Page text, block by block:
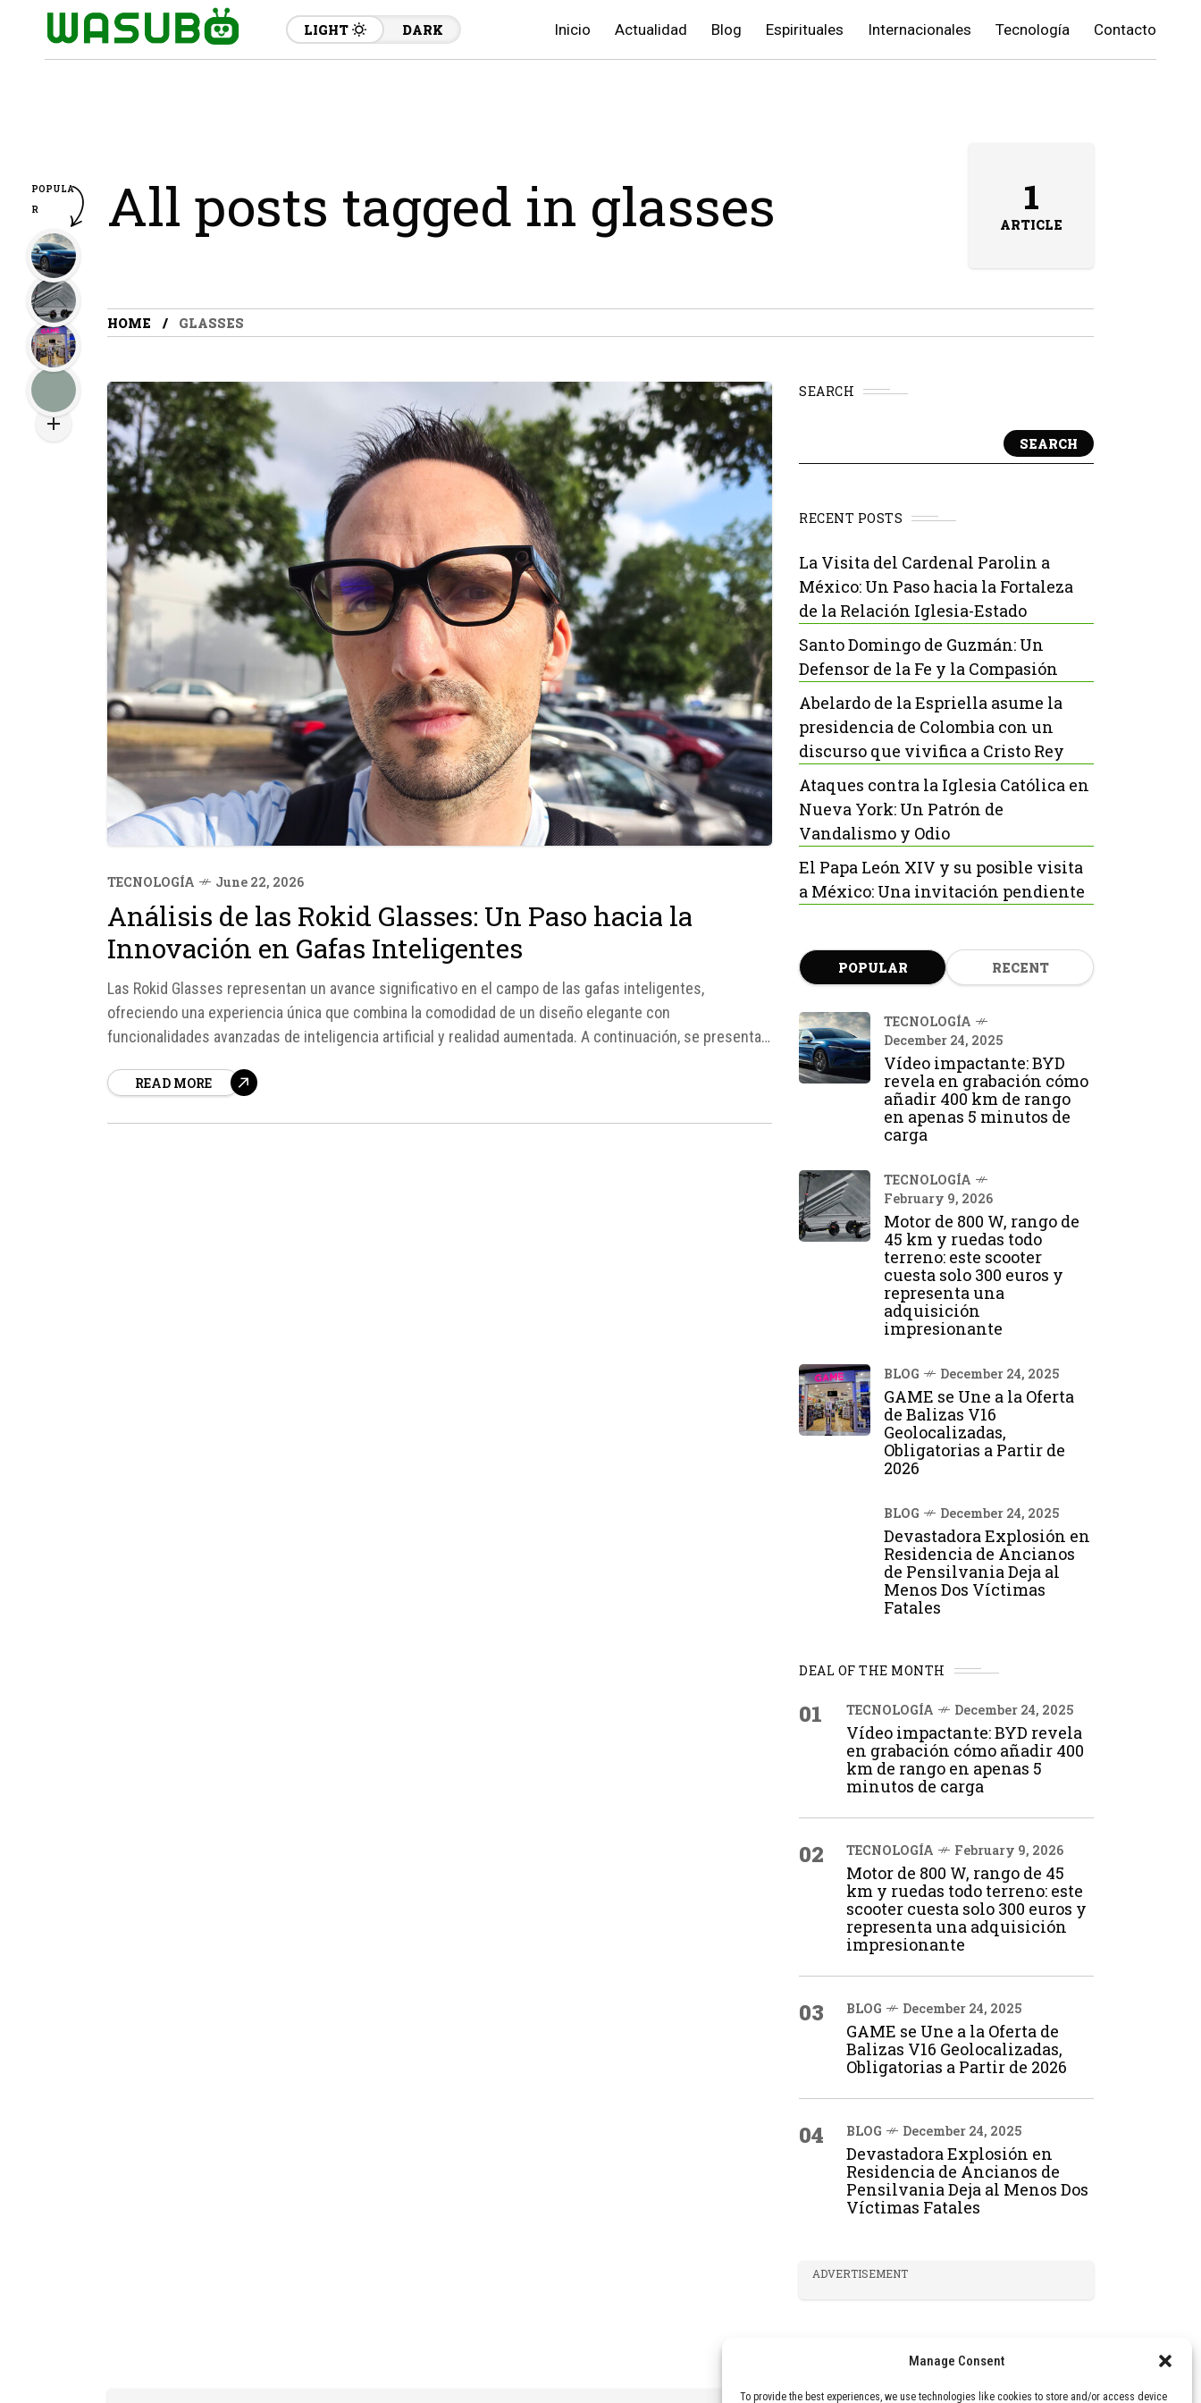
Manage Consent
To provide the best experiences, we use technologies like cookies to store and/or access device
LIGHT DARK Inicio Actualidad Blog Espirituales Internacionales Tecnología Contacto
All posts tagged in glasses 1
ARTICLE
HOME GLASSES
TECNOLOGÍA June 22, 2026
Análisis de las Rokid Glasses: Un Paso hacia la
Innovación en Gafas Inteligentes
Las Rokid Glasses representan un avance significativo en el campo de las gafas inteligentes,
ofreciendo una experiencia única que combina la comodidad de un diseño elegante con
funcionalidades avanzadas de inteligencia artificial y realidad aumentada. A continuación, se presentan
READ MORE
SEARCH
SEARCH
RECENT POSTS
La Visita del Cardenal Parolin a
México: Un Paso hacia la Fortaleza
de la Relación Iglesia-Estado
Santo Domingo de Guzmán: Un
Defensor de la Fe y la Compasión
Abelardo de la Espriella asume la
presidencia de Colombia con un
discurso que vivifica a Cristo Rey
Ataques contra la Iglesia Católica en
Nueva York: Un Patrón de
Vandalismo y Odio
El Papa León XIV y su posible visita
a México: Una invitación pendiente
POPULAR RECENT
TECNOLOGÍA
December 24, 2025
Vídeo impactante: BYD
revela en grabación cómo
añadir 400 km de rango
en apenas 5 minutos de
carga
TECNOLOGÍA
February 9, 2026
Motor de 800 W, rango de
45 km y ruedas todo
terreno: este scooter
cuesta solo 300 euros y
representa una
adquisición
impresionante
BLOG December 24, 2025
GAME se Une a la Oferta
de Balizas V16
Geolocalizadas,
Obligatorias a Partir de
2026
BLOG December 24, 2025
Devastadora Explosión en
Residencia de Ancianos
de Pensilvania Deja al
Menos Dos Víctimas
Fatales
DEAL OF THE MONTH
01 TECNOLOGÍA December 24, 2025
Vídeo impactante: BYD revela
en grabación cómo añadir 400
km de rango en apenas 5
minutos de carga
02 TECNOLOGÍA February 9, 2026
Motor de 800 W, rango de 45
km y ruedas todo terreno: este
scooter cuesta solo 300 euros y
representa una adquisición
impresionante
03 BLOG December 24, 2025
GAME se Une a la Oferta de
Balizas V16 Geolocalizadas,
Obligatorias a Partir de 2026
04 BLOG December 24, 2025
Devastadora Explosión en
Residencia de Ancianos de
Pensilvania Deja al Menos Dos
Víctimas Fatales
ADVERTISEMENT
POPULA
R